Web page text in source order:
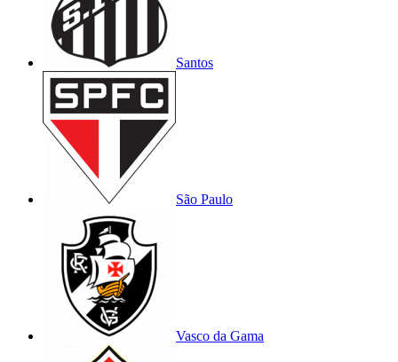
Santos
São Paulo
Vasco da Gama